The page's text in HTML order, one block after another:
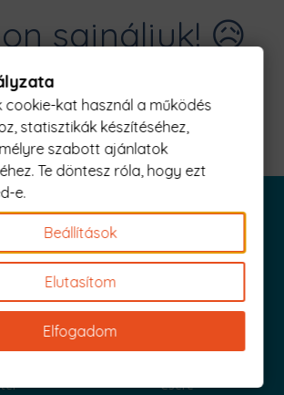
sajnáljuk! 😥
erre: "apa szeretetből
küldjük is az 1000 Ft értékű kuponod!
Csere
cookie-kat használ a működés
statisztikák készítéséhez,
szabott ajánlatok
Te döntesz róla, hogy ezt
e.
Beállítások
Elutasítom
Elfogadom